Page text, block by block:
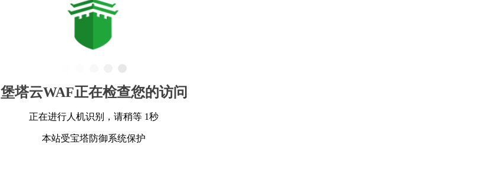
堡塔云WAF正在检查您的访问
正在进行人机识别，请稍等 1秒
本站受宝塔防御系统保护